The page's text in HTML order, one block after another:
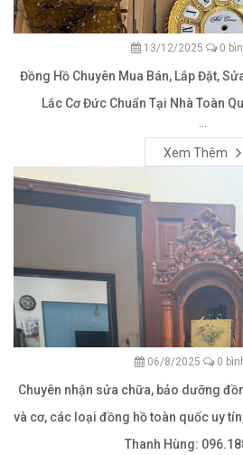
13/12/2025 0
Đồng Hồ Chuyên Mua Bán, Lắp Đặt,
Lắc Cơ Đức Chuẩn Tại Nhà Toàn
Xem Thêm
06/8/2025 0
Chuyên nhận sửa chữa, bảo dưỡng
và cơ, các loại đồng hồ toàn quốc uy
Thanh Hùng: